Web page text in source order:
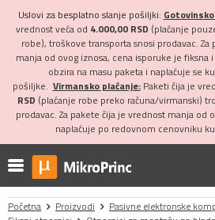
Uslovi za besplatno slanje pošiljki:
vrednost veća od 4.000,00 RSD (plaćanje
robe), troškove transporta snosi prodavac.
manja od ovog iznosa, cena isporuke je fiksna
obzira na masu paketa i naplaćuje se
pošiljke. Virmansko plaćanje:Paketi čija je
RSD (plaćanje robe preko računa/virmanski)
prodavac. Za pakete čija je vrednost manja od
naplaćuje po redovnom cenovniku
Početna Proizvodi Pasivne elektronske